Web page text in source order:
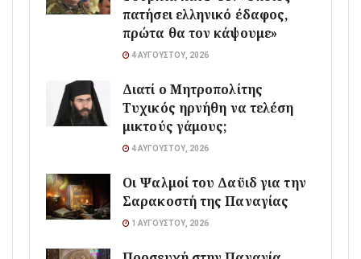
πατήσει ελληνικό έδαφος,
πρώτα θα τον κάψουμε»
4 ΑΥΓΟΎΣΤΟΥ, 2026
Διατί ο Μητροπολίτης
Τυχικός ηρνήθη να τελέση
μικτούς γάμους;
4 ΑΥΓΟΎΣΤΟΥ, 2026
Οι Ψαλμοί του Δαϋιδ για την
Σαρακοστή της Παναγίας
1 ΑΥΓΟΎΣΤΟΥ, 2026